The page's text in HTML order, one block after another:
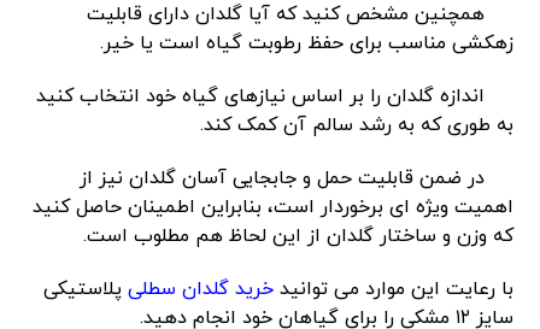
همچنین مشخص کنید که آیا گلدان دارای قابلیت
زهکشی مناسب برای حفظ رطوبت گیاه است یا خیر.
اندازه گلدان را بر اساس نیازهای گیاه خود انتخاب کنید
به طوری که به رشد سالم آن کمک کند.
در ضمن قابلیت حمل و جابجایی آسان گلدان نیز از
اهمیت ویژه ای برخوردار است، بنابراین اطمینان حاصل کنید
که وزن و ساختار گلدان از این لحاظ هم مطلوب است.
با رعایت این موارد می توانیدخرید گلدان سطلی پلاستیکی
سایز ۱۲ مشکی را برای گیاهان خود انجام دهید.